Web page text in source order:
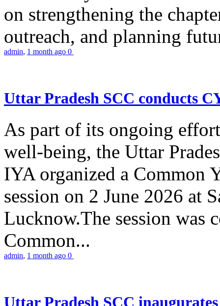
on strengthening the
outreach, and planning
admin, 1 month ago 0
Uttar Pradesh SCC conducts
As part of its ongoing
well-being, the Uttar
IYA organized a Common
session on 2 June 2026 at
Lucknow.The session was
Common...
admin, 1 month ago 0
Uttar Pradesh SCC